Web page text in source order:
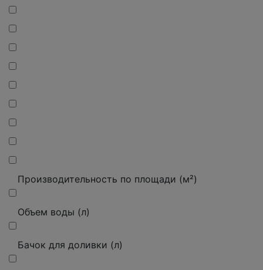
Производительность по площади (м²)
Объем воды (л)
Бачок для доливки (л)